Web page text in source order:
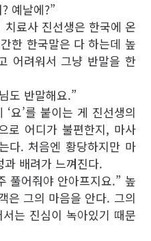
예날에?”
료사 진선생은 한국에 온
한 한국말은 다 하는데 높
어려워서 그냥 반말을 한
도 반말해요.”
요’를 붙이는 게 진선생의
로 어디가 불편한지, 마사
다. 처음엔 황당하지만 마
배려가 느껴진다.
풀어줘야 안아프지요.” 높
은 그의 마음을 안다. 그의
는 진심이 녹아있기 때문